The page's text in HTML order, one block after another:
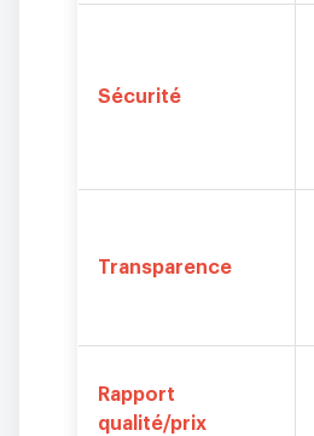
Sécurité
Transparence
Rapport
qualité/prix